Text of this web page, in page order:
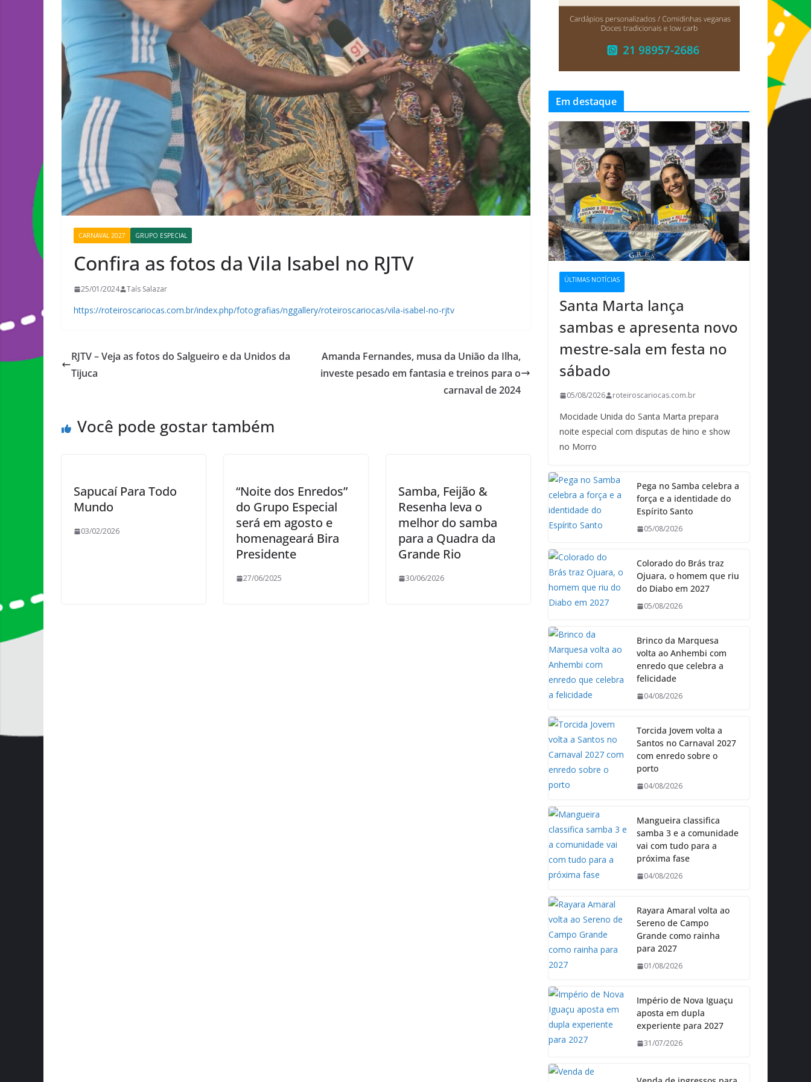
CARNAVAL 2027 GRUPO ESPECIAL
Confira as fotos da Vila Isabel no RJTV
25/01/2024 Taís Salazar
https://roteiroscariocas.com.br/index.php/fotografias/nggallery/roteiroscariocas/vila-isabel-no-rjtv
RJTV – Veja as fotos do Salgueiro e da Unidos da
Tijuca
Amanda Fernandes, musa da União da Ilha,
investe pesado em fantasia e treinos para o
carnaval de 2024
Você pode gostar também
Sapucaí Para Todo
Mundo
03/02/2026
“Noite dos Enredos”
do Grupo Especial
será em agosto e
homenageará Bira
Presidente
27/06/2025
Samba, Feijão &
Resenha leva o
melhor do samba
para a Quadra da
Grande Rio
30/06/2026
Em destaque
ÚLTIMAS NOTÍCIAS
Santa Marta lança
sambas e apresenta novo
mestre-sala em festa no
sábado
05/08/2026 roteiroscariocas.com.br
Mocidade Unida do Santa Marta prepara
noite especial com disputas de hino e show
no Morro
Pega no Samba celebra a
força e a identidade do
Espírito Santo
05/08/2026
Colorado do Brás traz
Ojuara, o homem que riu
do Diabo em 2027
05/08/2026
Brinco da Marquesa
volta ao Anhembi com
enredo que celebra a
felicidade
04/08/2026
Torcida Jovem volta a
Santos no Carnaval 2027
com enredo sobre o
porto
04/08/2026
Mangueira classifica
samba 3 e a comunidade
vai com tudo para a
próxima fase
04/08/2026
Rayara Amaral volta ao
Sereno de Campo
Grande como rainha
para 2027
01/08/2026
Império de Nova Iguaçu
aposta em dupla
experiente para 2027
31/07/2026